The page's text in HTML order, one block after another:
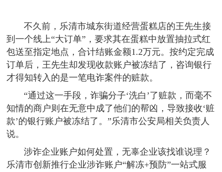
不久前，乐清市城东街道经营蛋糕店的王先生接
到一个线上“大订单”，要求其在蛋糕中放置抽拉式红
包送至指定地点，合计结账金额1.2万元。按约定完成
订单后，王先生却发现收款账户被冻结了，咨询银行
才得知转入的是一笔电诈案件的赃款。
“通过这一手段，诈骗分子‘洗白’了赃款，而毫不
知情的商户则在无意中成了他们的帮凶，导致接收‘赃
款’的银行账户被冻结了。”乐清市公安局相关负责人
说。
涉诈企业账户如何处置，无辜企业该找谁说理？
乐清市创新推行企业涉诈账户“解冻+预防”一站式服